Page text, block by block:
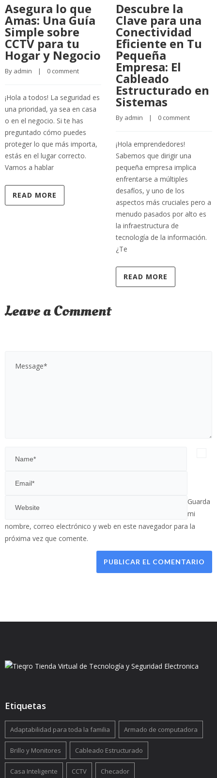
Asegura lo que
Amas: Una Guía
Simple sobre
CCTV para tu
Hogar y Negocio
By admin
    |
0 comment
¡Hola a todos! La seguridad es
una prioridad, ya sea en casa
o en el negocio. Si te has
preguntado cómo puedes
proteger lo que más importa,
estás en el lugar correcto.
Vamos a hablar
READ MORE
Descubre la
Clave para una
Conectividad
Eficiente en Tu
Pequeña
Empresa: El
Cableado
Estructurado en
Sistemas
By admin
    |
0 comment
¡Hola emprendedores!
Sabemos que dirigir una
pequeña empresa implica
enfrentarse a múltiples
desafíos, y uno de los
aspectos más cruciales pero a
menudo pasados por alto es
la infraestructura de
tecnología de la información.
¿Te
READ MORE
Leave a Comment
Guarda
mi
nombre, correo electrónico y web en este navegador para la
próxima vez que comente.
Etiquetas
Adaptabilidad para toda la familia Armado de computadora
Brillo y Monitores Cableado Estructurado
Casa Inteligente CCTV Checador